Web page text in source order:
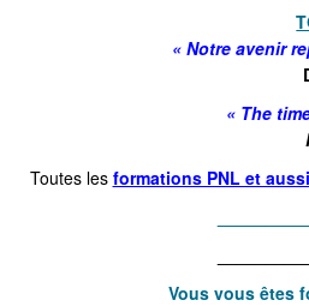
« Notre avenir
« The
Toutes les formations PNL et aussi
Vous vous êtes